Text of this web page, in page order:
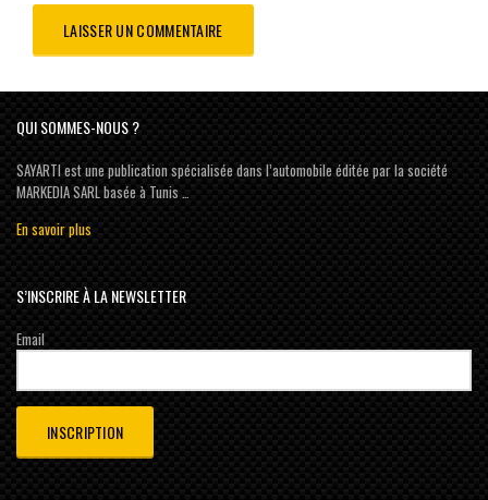
QUI SOMMES-NOUS ?
SAYARTI est une publication spécialisée dans l’automobile éditée par la société
MARKEDIA SARL basée à Tunis …
En savoir plus
S’INSCRIRE À LA NEWSLETTER
Email